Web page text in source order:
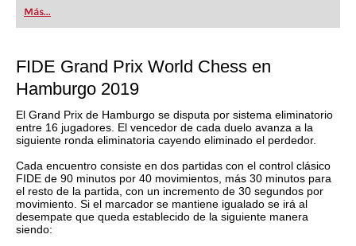
Más...
FIDE Grand Prix World Chess en
Hamburgo 2019
El Grand Prix de Hamburgo se disputa por sistema eliminatorio
entre 16 jugadores. El vencedor de cada duelo avanza a la
siguiente ronda eliminatoria cayendo eliminado el perdedor.
Cada encuentro consiste en dos partidas con el control clásico
FIDE de 90 minutos por 40 movimientos, más 30 minutos para
el resto de la partida, con un incremento de 30 segundos por
movimiento. Si el marcador se mantiene igualado se irá al
desempate que queda establecido de la siguiente manera
siendo: